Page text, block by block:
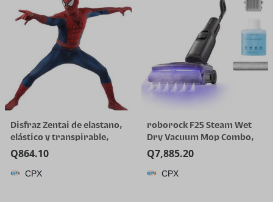
Disfraz Zentai de elastano,
elástico y transpirable,
para Halloween y cosplay
Q864.10
CPX
roborock F25 Steam Wet
Dry Vacuum Mop Combo,
356°F Cordless Steam
Cleaner | 25000 Pa Suction
for Hard Floor, 203°F Self-
Q7,885.20
CPX